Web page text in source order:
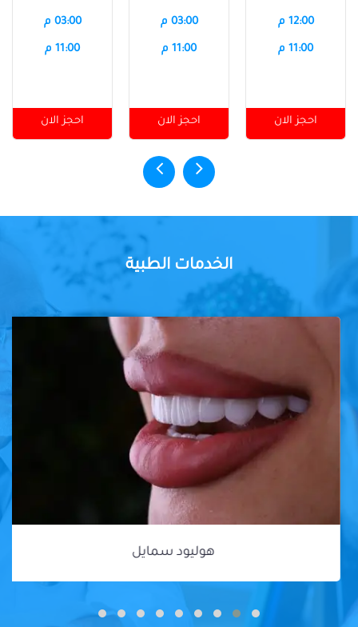
12:00 م
11:00 م
احجز الان
03:00 م
11:00 م
احجز الان
03:00 م
11:00 م
احجز الان
الخدمات الطبية
هوليود سمايل